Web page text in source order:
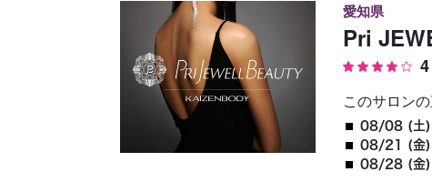
愛知県
Pri
4
このサロン
08/08 (土)
08/21 (金)
08/28 (金)